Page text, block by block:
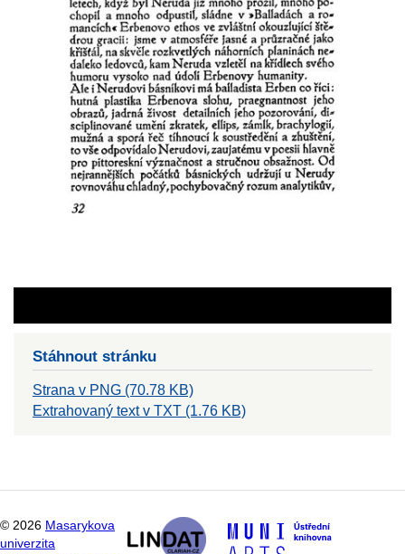
Stáhnout stránku
Strana v PNG (70.78 KB)
Extrahovaný text v TXT (1.76 KB)
© 2026 Masarykova
univerzita